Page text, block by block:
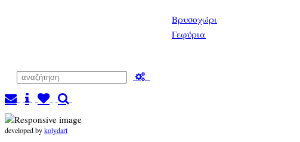
Βρυσοχώρι
Γεφύρια
developed bykolydart